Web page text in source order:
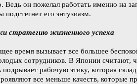
Ведь он пожелал работать именно на
подстегнет его энтузиазм.
стратегию жизненного успеха
время вызывает все большее
сотрудников. В Японии считают,
рабочую этику, которая
все меньше качеств, которые